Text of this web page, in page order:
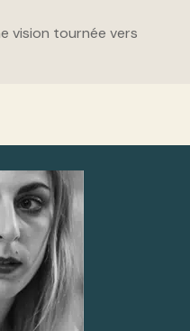
vision tournée vers